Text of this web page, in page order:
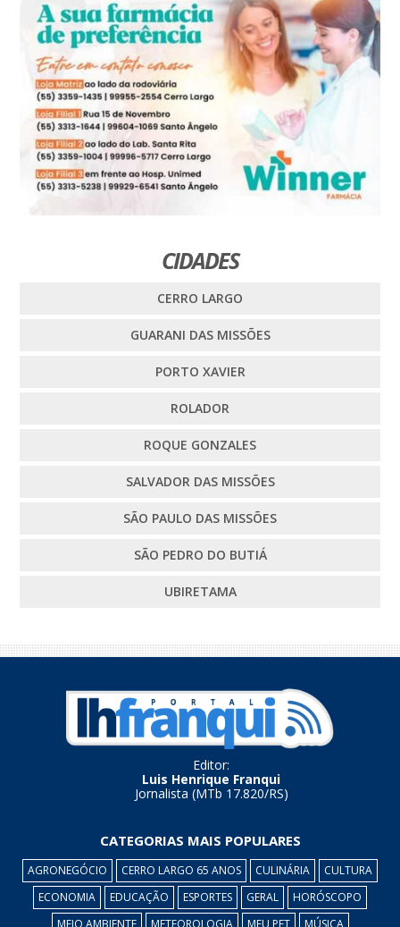
CIDADES
CERRO LARGO
GUARANI DAS MISSÕES
PORTO XAVIER
ROLADOR
ROQUE GONZALES
SALVADOR DAS MISSÕES
SÃO PAULO DAS MISSÕES
SÃO PEDRO DO BUTIÁ
UBIRETAMA
Editor:
Luis Henrique Franqui
Jornalista (MTb 17.820/RS)
CATEGORIAS MAIS POPULARES
AGRONEGÓCIO CERRO LARGO 65 ANOS CULINÁRIA
CULTURA
ECONOMIA
EDUCAÇÃO ESPORTES GERAL
HORÓSCOPO
MEIO AMBIENTE
METEOROLOGIA MEU PET MÚSICA